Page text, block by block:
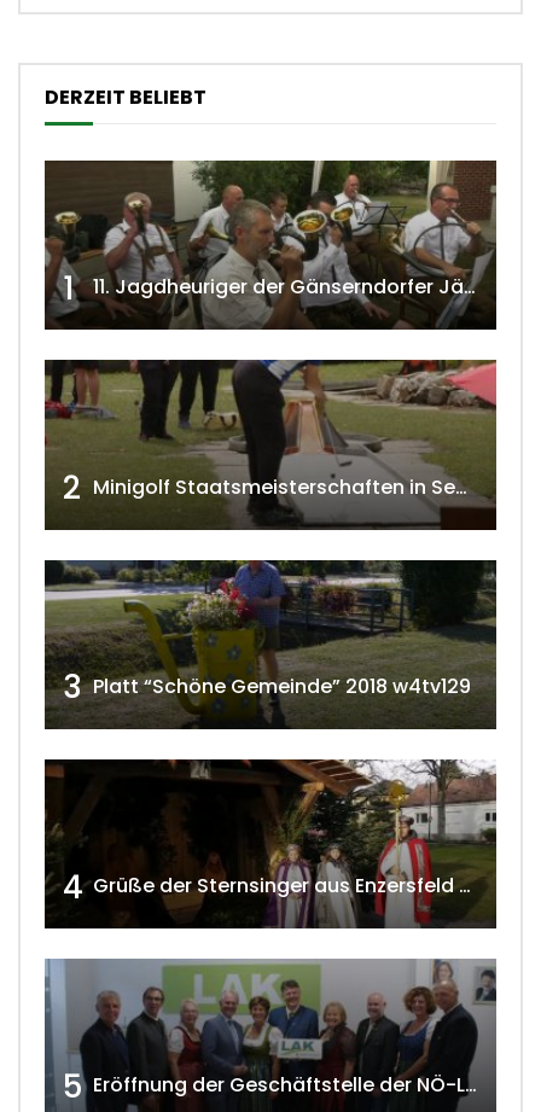
DERZEIT BELIEBT
1 11. Jagdheuriger der Gänserndorfer Jäger 2020 w4tv166
2 Minigolf Staatsmeisterschaften in Seefeld-Kadolz w4tv174
3 Platt “Schöne Gemeinde” 2018 w4tv129
4 Grüße der Sternsinger aus Enzersfeld – Klein-Engersdorf 2021 w4tv169
5 Eröffnung der Geschäftstelle der NÖ-Landarbeiterkammer in Mistelbach w4tv174